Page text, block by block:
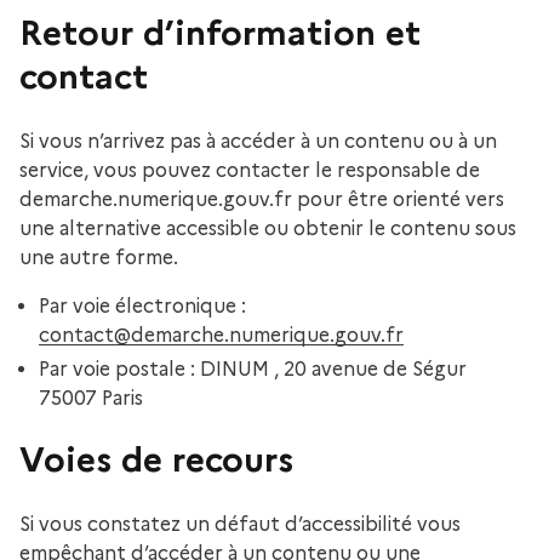
Retour d’information et
contact
Si vous n’arrivez pas à accéder à un contenu ou à un
service, vous pouvez contacter le responsable de
demarche.numerique.gouv.fr pour être orienté vers
une alternative accessible ou obtenir le contenu sous
une autre forme.
Par voie électronique :
contact@demarche.numerique.gouv.fr
Par voie postale : DINUM , 20 avenue de Ségur
75007 Paris
Voies de recours
Si vous constatez un défaut d’accessibilité vous
empêchant d’accéder à un contenu ou une